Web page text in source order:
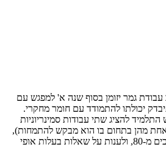
גמר יזומן בסוף שנה א' למפגש עם
יכולתו להתמודד עם חומר מחקרי.
להציג שתי עבודות סמינריוניות
מהן בתחום בו הוא מבקש להתמחות),
אשר ציוניהן אינם נמוכים מ-80, ולענות על שאלות בעלות אופי